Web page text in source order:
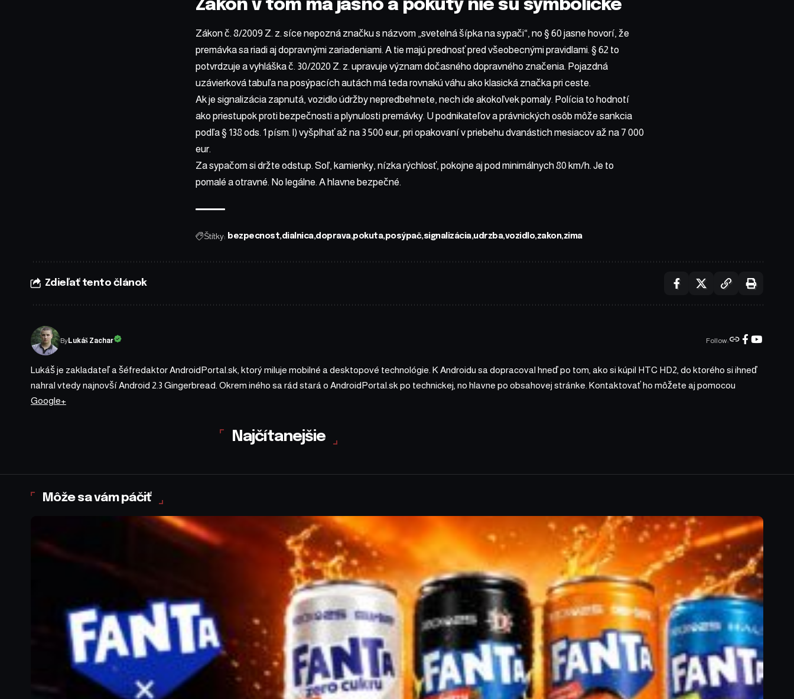
Zákon v tom má jasno a pokuty nie sú symbolické
Zákon č. 8/2009 Z. z. síce nepozná značku s názvom „svetelná šípka na sypači“, no § 60 jasne hovorí, že
premávka sa riadi aj dopravnými zariadeniami. A tie majú prednosť pred všeobecnými pravidlami. § 62 to
potvrdzuje a vyhláška č. 30/2020 Z. z. upravuje význam dočasného dopravného značenia. Pojazdná
uzávierková tabuľa na posýpacích autách má teda rovnakú váhu ako klasická značka pri ceste.
Ak je signalizácia zapnutá, vozidlo údržby nepredbehnete, nech ide akokoľvek pomaly. Polícia to hodnotí
ako priestupok proti bezpečnosti a plynulosti premávky. U podnikateľov a právnických osôb môže sankcia
podľa § 138 ods. 1 písm. l) vyšplhať až na 3 500 eur, pri opakovaní v priebehu dvanástich mesiacov až na 7 000
eur.
Za sypačom si držte odstup. Soľ, kamienky, nízka rýchlosť, pokojne aj pod minimálnych 80 km/h. Je to
pomalé a otravné. No legálne. A hlavne bezpečné.
Štítky: bezpecnost dialnica doprava pokuta posýpač signalizácia udrzba vozidlo zakon zima
Zdieľať tento článok
ByLukáš Zachar Follow:
Lukáš je zakladateľ a šéfredaktor AndroidPortal.sk, ktorý miluje mobilné a desktopové technológie. K Androidu sa dopracoval hneď po tom, ako si kúpil HTC HD2, do ktorého si ihneď
nahral vtedy najnovší Android 2.3 Gingerbread. Okrem iného sa rád stará o AndroidPortal.sk po technickej, no hlavne po obsahovej stránke. Kontaktovať ho môžete aj pomocou
Google+
Najčítanejšie
Môže sa vám páčiť